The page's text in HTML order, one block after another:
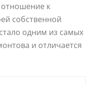
к
собственной
одним из самых
и отличается